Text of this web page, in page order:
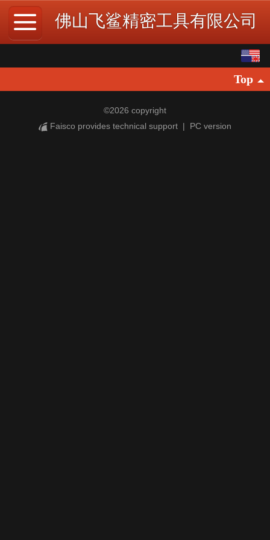
佛山飞鲨精密工具有限公司
Top
©2026 copyright
Faisco provides technical support | PC version